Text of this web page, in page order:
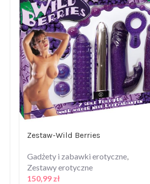
Zestaw-Wild Berries
Gadżety i zabawki erotyczne,
Zestawy erotyczne
150,99 zł